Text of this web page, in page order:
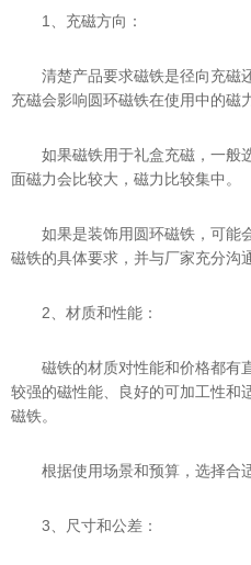
1、充磁方向：
清楚产品要求磁铁是径向充磁
充磁会影响圆环磁铁在使用中的磁
如果磁铁用于礼盒充磁，一般
面磁力会比较大，磁力比较集中。
如果是装饰用圆环磁铁，可能
磁铁的具体要求，并与厂家充分沟
2、材质和性能：
磁铁的材质对性能和价格都有
较强的磁性能、良好的可加工性和
磁铁。
根据使用场景和预算，选择合
3、尺寸和公差：